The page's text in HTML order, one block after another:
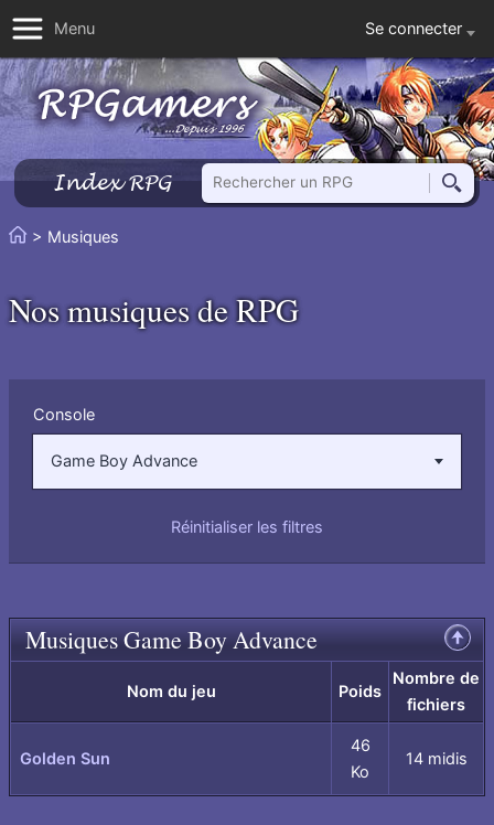
Menu Se connecter
Index RPG
Rechercher un RPG
Vous
:
> Musiques
Nos musiques de RPG
parConsole
Game Boy Advance
Réinitialiser les filtres
Remonter
en
Musiques Game Boy Advance
Nom du jeu Poids
Nombre de
fichiers
Golden Sun
46
Ko
14 midis